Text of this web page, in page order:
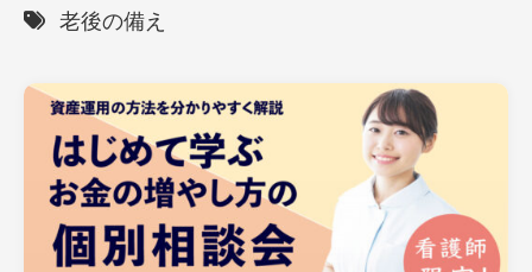
老後の備え